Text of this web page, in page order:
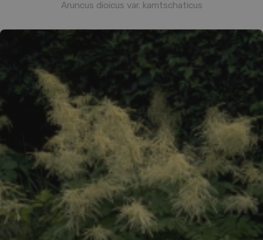
Aruncus dioicus var. kamtschaticus